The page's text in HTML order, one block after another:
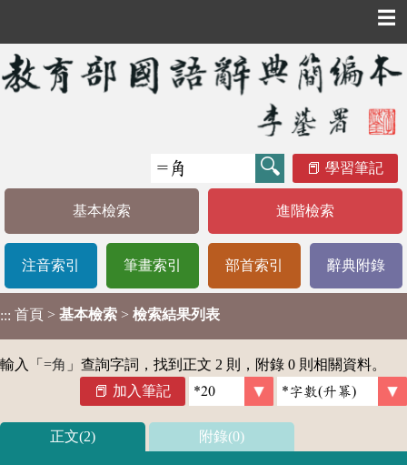
☰
學習筆記
基本檢索 進階檢索
注音索引 筆畫索引 部首索引 辭典附錄
::: 首頁 > 基本檢索 > 檢索結果列表
輸入「 =角 」查詢字詞，找到正文 2 則，附錄 0 則相關資料。
加入筆記
正文(2) 附錄(0)